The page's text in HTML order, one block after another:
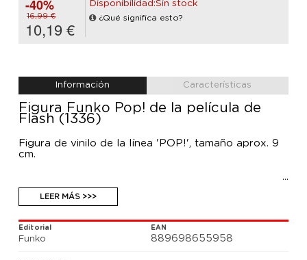
-40%
16,99 €
10,19 €
Disponibilidad:Sin stock
¿Qué significa esto?
Información Características
Figura Funko Pop! de la película de
Flash (1336)
Figura de vinilo de la línea 'POP!', tamaño aprox. 9
cm.
LEER MÁS >>>
Editorial
Funko
EAN
889698655958